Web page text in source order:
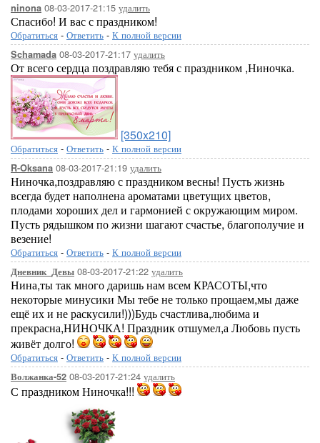
ninona 08-03-2017-21:15 удалить
Спасибо! И вас с праздником!
Обратиться - Ответить - К полной версии
Schamada 08-03-2017-21:17 удалить
От всего сердца поздравляю тебя с праздником ,Ниночка.
[350x210]
Обратиться - Ответить - К полной версии
R-Oksana 08-03-2017-21:19 удалить
Ниночка,поздравляю с праздником весны! Пусть жизнь
всегда будет наполнена ароматами цветущих цветов,
плодами хороших дел и гармонией с окружающим миром.
Пусть рядышком по жизни шагают счастье, благополучие и
везение!
Обратиться - Ответить - К полной версии
Дневник_Девы 08-03-2017-21:22 удалить
Нина,ты так много даришь нам всем КРАСОТЫ,что
некоторые минусики Мы тебе не только прощаем,мы даже
ещё их и не раскусили!)))Будь счастлива,любима и
прекрасна,НИНОЧКА! Праздник отшумел,а Любовь пусть
живёт долго!
Обратиться - Ответить - К полной версии
Волжанка-52 08-03-2017-21:24 удалить
С праздником Ниночка!!!